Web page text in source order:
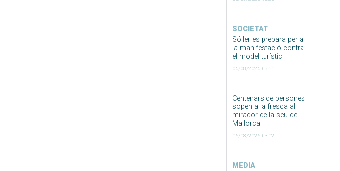
SOCIETAT
Sóller es prepara per a
la manifestació contra
el model turístic
06/08/2026 03:11
Centenars de persones
sopen a la fresca al
mirador de la seu de
Mallorca
06/08/2026 03:02
MEDIA